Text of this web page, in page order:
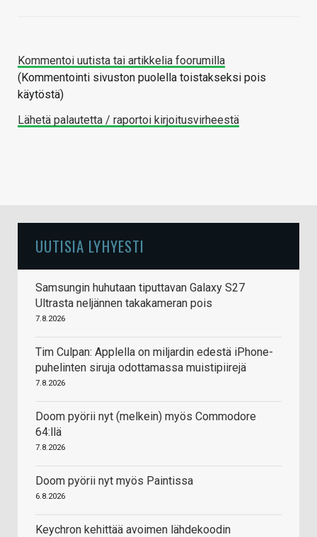
Kommentoi uutista tai artikkelia foorumilla
(Kommentointi sivuston puolella toistakseksi pois
käytöstä)
Lähetä palautetta / raportoi kirjoitusvirheestä
UUTISIA LYHYESTI
Samsungin huhutaan tiputtavan Galaxy S27
Ultrasta neljännen takakameran pois
7.8.2026
Tim Culpan: Applella on miljardin edestä iPhone-
puhelinten siruja odottamassa muistipiirejä
7.8.2026
Doom pyörii nyt (melkein) myös Commodore
64:llä
7.8.2026
Doom pyörii nyt myös Paintissa
6.8.2026
Keychron kehittää avoimen lähdekoodin